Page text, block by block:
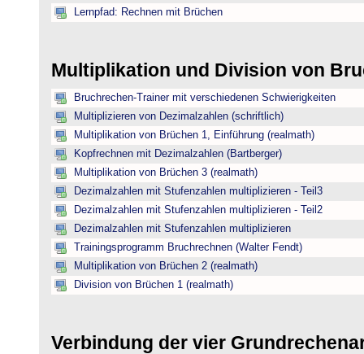
Lernpfad: Rechnen mit Brüchen
Multiplikation und Division von
Bruchrechen-Trainer mit verschiedenen Schwierigkeiten
Multiplizieren von Dezimalzahlen (schriftlich)
Multiplikation von Brüchen 1, Einführung (realmath)
Kopfrechnen mit Dezimalzahlen (Bartberger)
Multiplikation von Brüchen 3 (realmath)
Dezimalzahlen mit Stufenzahlen multiplizieren - Teil3
Dezimalzahlen mit Stufenzahlen multiplizieren - Teil2
Dezimalzahlen mit Stufenzahlen multiplizieren
Trainingsprogramm Bruchrechnen (Walter Fendt)
Multiplikation von Brüchen 2 (realmath)
Division von Brüchen 1 (realmath)
Verbindung der vier